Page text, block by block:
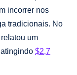
incorrer nos
tradicionais. No
um
$2,7